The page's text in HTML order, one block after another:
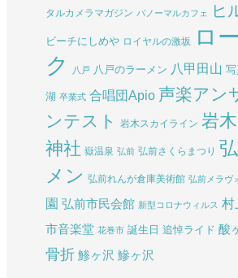
タルカメラマガジン パノーマルカフェ ヒ
ビーチにしめや ロイヤルの激坂
ロ
ク
八戸 八戸のラーメン 八甲田山
湖 卒業式 合唱団Apio 声楽アン
ンテスト
岩木スカイライン 岩
神社 嶽温泉 弘前 弘前さくらまつり
メン 弘前れんが倉庫美術館 弘前メラヴ
園 弘前市民会館 新型コロナウィルス 村
市音楽堂 花巻市 誕生日 追悼ライド 酸
骨折 鯵ヶ沢 鰺ヶ沢